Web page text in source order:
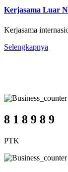
Kerjasama Luar
Kerjasama
Selengkapnya
8 1 8 9 8 9
PTK